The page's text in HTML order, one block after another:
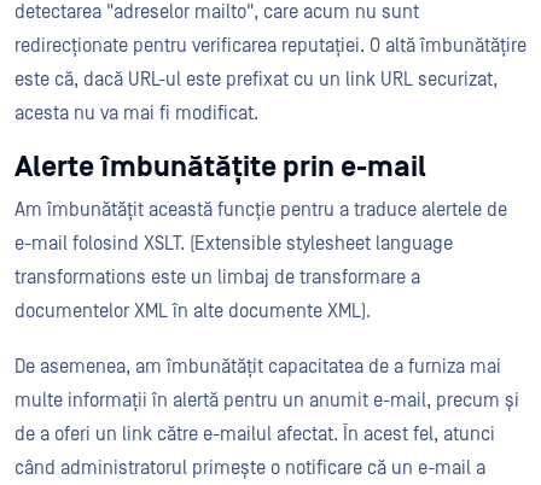
detectarea "adreselor mailto", care acum nu sunt
redirecționate pentru verificarea reputației. O altă îmbunătățire
este că, dacă URL-ul este prefixat cu un link URL securizat,
acesta nu va mai fi modificat.
Alerte îmbunătățite prin e-mail
Am îmbunătățit această funcție pentru a traduce alertele de
e-mail folosind XSLT. (Extensible stylesheet language
transformations este un limbaj de transformare a
documentelor XML în alte documente XML).
De asemenea, am îmbunătățit capacitatea de a furniza mai
multe informații în alertă pentru un anumit e-mail, precum și
de a oferi un link către e-mailul afectat. În acest fel, atunci
când administratorul primește o notificare că un e-mail a